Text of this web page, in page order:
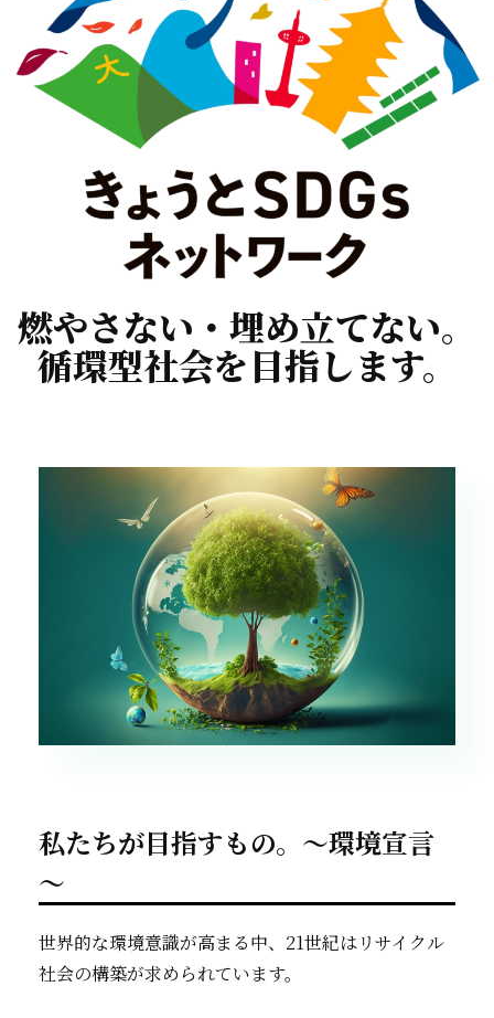
燃やさない・埋め立てない。
循環型社会を目指します。
私たちが目指すもの。～環境宣言
～
世界的な環境意識が高まる中、21世紀はリサイクル
社会の構築が求められています。